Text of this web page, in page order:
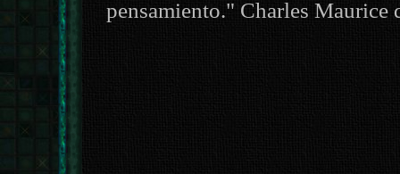
pensamiento." Charles Maurice